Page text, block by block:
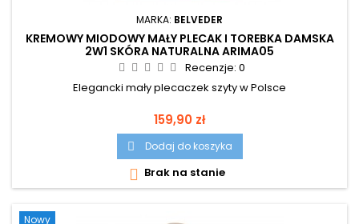
MARKA: BELVEDER
KREMOWY MIODOWY MAŁY PLECAK I TOREBKA DAMSKA
2W1 SKÓRA NATURALNA ARIMA05
Recenzje: 0
Elegancki mały plecaczek szyty w Polsce
Cena
159,90 zł
 Dodaj do koszyka
 Brak na stanie
Nowy